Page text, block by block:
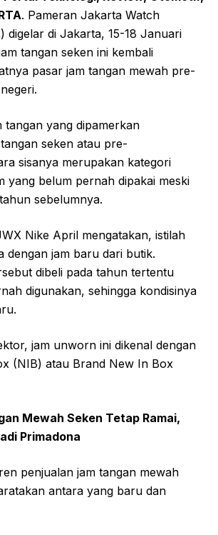
. Pameran Jakarta Watch
digelar di Jakarta, 15-18 Januari
tangan seken ini kembali
pasar jam tangan mewah pre-
tangan yang dipamerkan
seken atau pre-
sisanya merupakan kategori
yang belum pernah dipakai meski
sebelumnya.
Nike April mengatakan, istilah
dengan jam baru dari butik.
dibeli pada tahun tertentu
digunakan, sehingga kondisinya
jam unworn ini dikenal dengan
(NIB) atau Brand New In Box
Mewah Seken Tetap Ramai,
Primadona
penjualan jam tangan mewah
antara yang baru dan